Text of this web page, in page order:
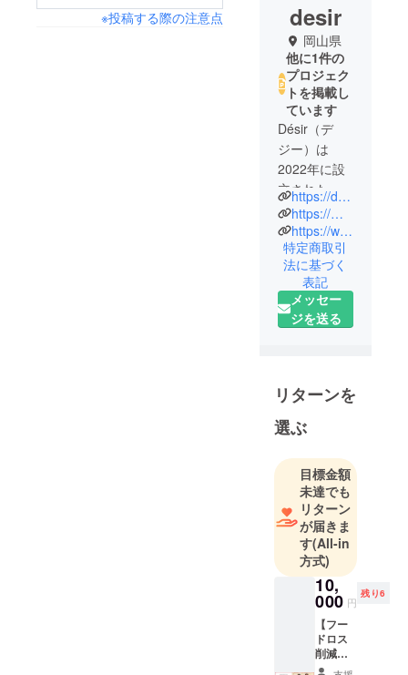
※投稿する際の注意点
desir
岡山県
他に1件の
プロジェク
トを掲載し
ています
Désir（デ
ジー）は
2022年に設
立された団
体で、主に
高校生の未
来学習「未
来ESD」の
活動をして
います。
者が企業の
実態を知ら
ず就職し、
離職する。
これは、就
職した若者
にとって
も、採用し
た企業に
とってもプ
ラスではあ
りません。
そんな状況
を変え、若
https://desir-okayama.com/
https://mirai-esd.com/
https://www.instagram.com/desir_2022/
特定商取引
法に基づく
表記
メッセー
ジを送る
リターンを
選ぶ
目標金額
未達でも
リターン
が届きま
す(All-in
方式)
10,
000 円
残り6
【フー
ドロス
削減ロ
ゴ缶 3